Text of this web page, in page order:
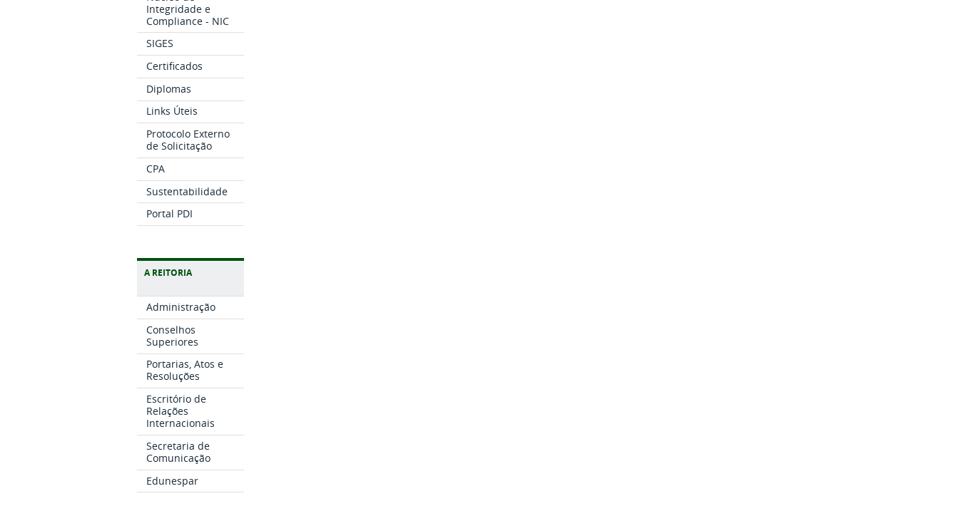
Integridade e
Compliance - NIC
SIGES
Certificados
Diplomas
Links Úteis
Protocolo Externo
de Solicitação
CPA
Sustentabilidade
Portal PDI
A REITORIA
Administração
Conselhos
Superiores
Portarias, Atos e
Resoluções
Escritório de
Relações
Internacionais
Secretaria de
Comunicação
Edunespar